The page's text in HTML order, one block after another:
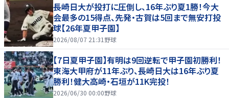
長崎日大が投打に圧倒し、16年ぶり夏1勝！今大
会最多の15得点、先発・古賀は5回まで無安打投
球【26年夏甲子園】
2026/08/07 21:31 野球
【7日夏甲子園】有明は9回逆転で甲子園初勝利！
東海大甲府が11年ぶり、長崎日大は16年ぶり夏
勝利！健大高崎・石垣が11K完投！
2026/06/30 00:00野球